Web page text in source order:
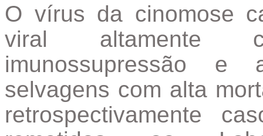
O vírus da cinomose
viral altamente
imunossupressão
selvagens com alta
retrospectivamente